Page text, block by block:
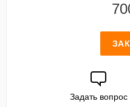
Задать вопрос